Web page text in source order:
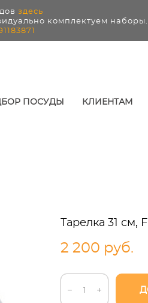
здесь
комплектуем наборы.
ПОСУДЫ КЛИЕНТАМ
Тарелка 31 см,
2 200 pуб.